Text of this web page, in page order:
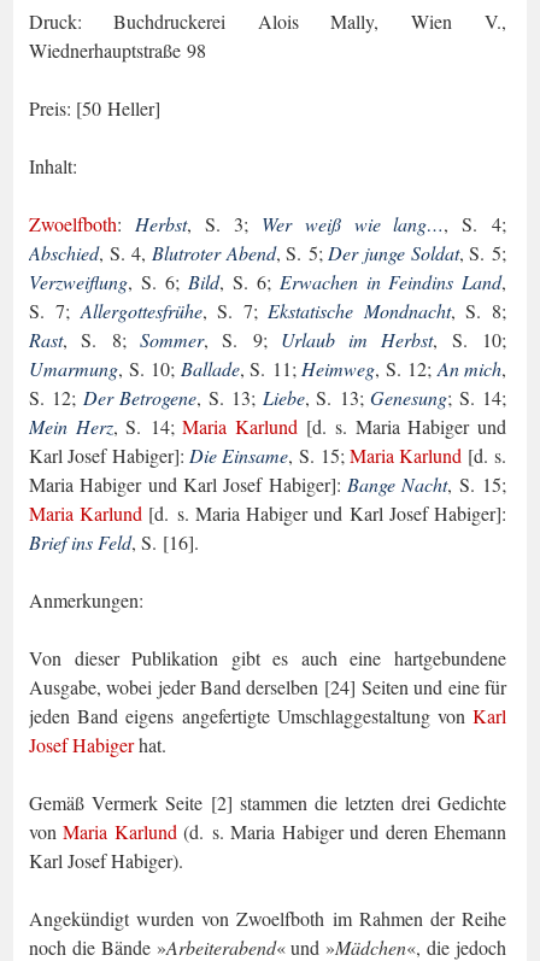
Druck: Buchdruckerei Alois Mally, Wien V.,
Wiednerhauptstraße 98
Preis: [50 Heller]
Inhalt:
Zwoelfboth: Herbst, S. 3; Wer weiß wie lang…, S. 4;
Abschied, S. 4, Blutroter Abend, S. 5; Der junge Soldat, S. 5;
Verzweiflung, S. 6; Bild, S. 6; Erwachen in Feindins Land,
S. 7; Allergottesfrühe, S. 7; Ekstatische Mondnacht, S. 8;
Rast, S. 8; Sommer, S. 9; Ur­laub im Herbst, S. 10;
Umarmung, S. 10; Ballade, S. 11; Heimweg, S. 12; An mich,
S. 12; Der Betrogene, S. 13; Liebe, S. 13;Genesung; S. 14;
Mein Herz, S. 14;Maria Karlund [d. s. Maria Habiger und
Karl Josef Habiger]: Die Einsame, S. 15;Maria Kar­lund [d. s.
Maria Habiger und Karl Josef Habiger]: Bange Nacht, S. 15;
Maria Karlund [d. s. Maria Habiger und Karl Josef Habiger]:
Brief ins Feld, S. [16].
Anmerkungen:
Von dieser Publikation gibt es auch eine hartgebundene
Ausgabe, wobei jeder Band derselben [24] Seiten und eine für
jeden Band eigens angefertigte Umschlaggestaltung von Karl
Josef Habigerhat.
Gemäß Vermerk Seite [2] stammen die letzten drei Gedichte
vonMaria Karlund (d. s. Maria Habiger und deren Ehemann
Karl Josef Habiger).
Angekündigt wurden von Zwoelfboth im Rahmen der Reihe
noch die Bände »Arbeiter­abend«und »Mädchen«, die jedoch